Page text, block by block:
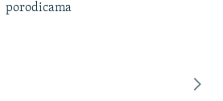
porodicama